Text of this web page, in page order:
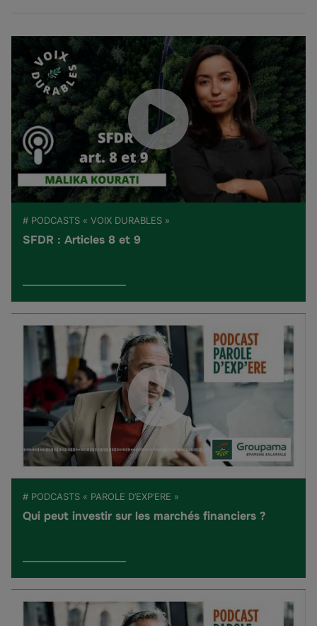
# PODCASTS « VOIX DURABLES »
SFDR : Articles 8 et 9
# PODCASTS « PAROLE D’EXP’ERE »
Qui peut investir sur les marchés financiers ?